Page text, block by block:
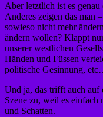
Aber letztlich ist es
Anderes zeigen das man
sowieso nicht mehr
ändern wollen? Klappt
unserer westlichen
Händen und Füssen
politische Gesinnung,
Und ja, das trifft auch auf
Szene zu, weil es
und Schatten.